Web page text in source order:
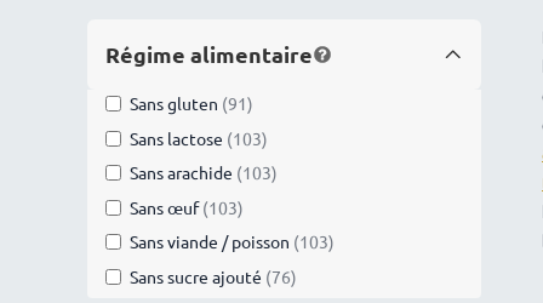
Monastère de Ganagobie 🇫🇷 (9 pduits)
(12 pduits)
Monastère de la Transfiguration 🇫🇷 (1
pduit)
Monastère de Solan 🇫🇷 (26 pduits)
Monastère de Taulignan 🇫🇷 (5 pduits)
Monastère de Thiais 🇫🇷 (8 pduits)
Monastère Sainte-Marie-Madeleine 🇫🇷
Régime alimentaire
Sans gluten 9191
products
Sans lactose 103103
products
Sans arachide 103103
Sans œuf 103103
products
Sans viande / poisson 103103
Sans sucre ajouté 7676